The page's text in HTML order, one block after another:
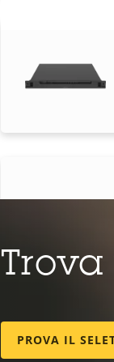
Telecamere
Trova
PROVA IL